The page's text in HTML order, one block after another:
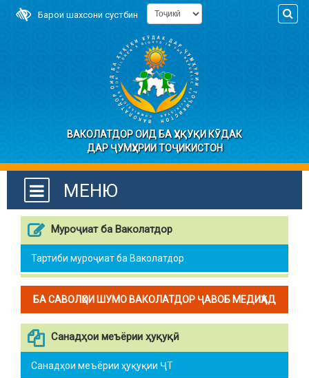
Барои шахсони сустбин
ВАКОЛАТДОР ОИД БА ҲУҚУҚИ КӮДАК
ДАР ҶУМҲУРИИ ТОҶИКИСТОН
МЕНЮ
Муроҷиат ба Ваколатдор
Тартиби муроҷиат ба Ваколатдор
БА САВОЛҲОИ ШУМО ВАКОЛАТДОР ҶАВОБ МЕДИҲАД
Санадҳои меъёрии ҳуқуқӣ
Санадҳои меъёрии ҳуқуқии ҶТ